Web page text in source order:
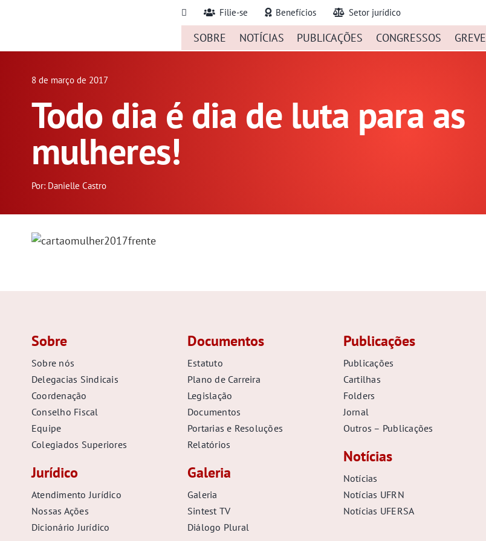
Filie-se Benefícios Setor jurídico
SOBRE NOTÍCIAS PUBLICAÇÕES CONGRESSOS GREVE
8 de março de 2017
Todo dia é dia de luta para as
mulheres!
Por: Danielle Castro
Sobre
Sobre nós
Delegacias Sindicais
Coordenação
Conselho Fiscal
Equipe
Colegiados Superiores
Jurídico
Atendimento Jurídico
Nossas Ações
Dicionário Jurídico
Documentos
Estatuto
Plano de Carreira
Legislação
Documentos
Portarias e Resoluções
Relatórios
Galeria
Galeria
Sintest TV
Diálogo Plural
Publicações
Publicações
Cartilhas
Folders
Jornal
Outros – Publicações
Notícias
Notícias
Notícias UFRN
Notícias UFERSA